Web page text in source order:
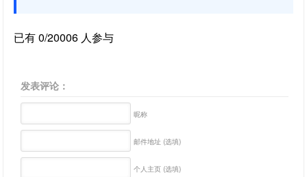
已有 0/20006 人参与
发表评论：
昵称
邮件地址 (选填)
个人主页 (选填)